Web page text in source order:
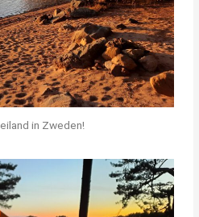
in Zweden!